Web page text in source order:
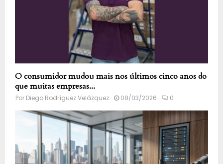
O consumidor mudou mais nos últimos cinco anos do
que muitas empresas...
Por Diego Rodríguez Velázquez 08/03/2026 0